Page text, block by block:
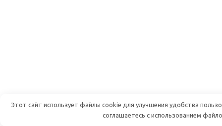
Этот сайт использует файлы cookie для улучшения удобства
соглашаетесь с использованием